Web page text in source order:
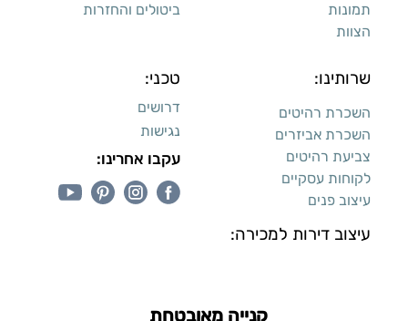
תמונות
הצוות
ביטולים והחזרות
שרותינו:
השכרת רהיטים
השכרת אביזרים
צביעת רהיטים
לקוחות עסקיים
עיצוב פנים
עיצוב דירות למכירה:
טכני:
דרושים
נגישות
עקבו אחרינו:
קנייה מאובטחת